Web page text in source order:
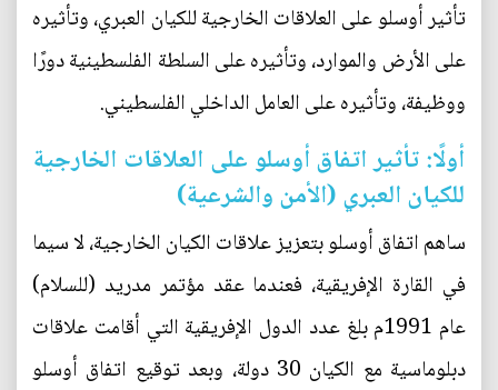
تأثير أوسلو على العلاقات الخارجية للكيان العبري، وتأثيره
على الأرض والموارد، وتأثيره على السلطة الفلسطينية دورًا
ووظيفة، وتأثيره على العامل الداخلي الفلسطيني.
أولًا: تأثير اتفاق أوسلو على العلاقات الخارجية
للكيان العبري (الأمن والشرعية)
ساهم اتفاق أوسلو بتعزيز علاقات الكيان الخارجية، لا سيما
في القارة الإفريقية، فعندما عقد مؤتمر مدريد (للسلام)
عام 1991م بلغ عدد الدول الإفريقية التي أقامت علاقات
دبلوماسية مع الكيان 30 دولة، وبعد توقيع اتفاق أوسلو